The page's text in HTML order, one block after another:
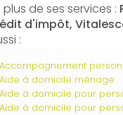
plus de ses services :
d'impôt,
:
Accompagnement
Aide à domicile ménage
Aide à domicile pour
Aide à domicile pour